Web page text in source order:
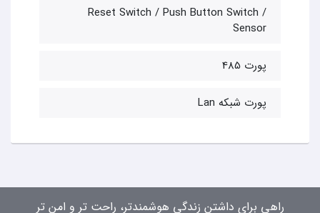
Reset Switch / Push Button Switch /
Sensor
پورت 485
پورت شبکه Lan
راهی برای داشتن زندگی هوشمندتر، راحت تر و امن تر